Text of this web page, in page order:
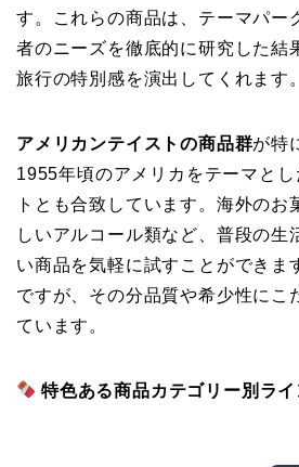
す。これらの商品は、テーマパー
者のニーズを徹底的に研究した結
旅行の特別感を演出してくれます。
アメリカンテイストの商品群が特
1955年頃のアメリカをテーマと
トとも合致しています。海外のお
しいアルコール類など、普段の生
い商品を気軽に試すことができま
ですが、その分品質や希少性にこ
ています。
特色ある商品カテゴリー別ラ